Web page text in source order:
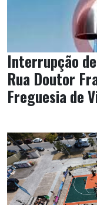
Interrupção
Rua Doutor
Freguesia de